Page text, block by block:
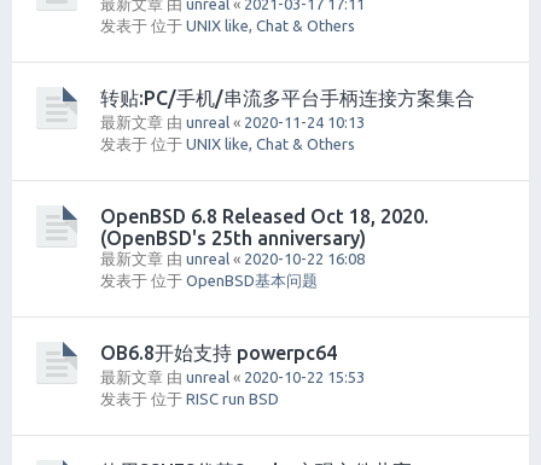
最新文章 由 unreal « 2021-03-17 17:11
发表于 位于 UNIX like, Chat & Others
转贴:PC/手机/串流多平台手柄连接方案集合
最新文章 由 unreal « 2020-11-24 10:13
发表于 位于 UNIX like, Chat & Others
OpenBSD 6.8 Released Oct 18, 2020.
(OpenBSD's 25th anniversary)
最新文章 由 unreal « 2020-10-22 16:08
发表于 位于 OpenBSD基本问题
OB6.8开始支持 powerpc64
最新文章 由 unreal « 2020-10-22 15:53
发表于 位于 RISC run BSD